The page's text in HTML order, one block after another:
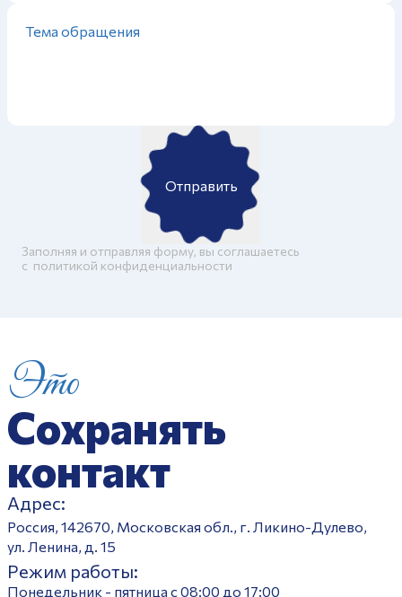
Отправить
Заполняя и отправляя форму, вы соглашаетесь
c политикой конфиденциальности
Это
Сохранять
контакт
Адрес:
Россия, 142670, Московская обл., г. Ликино-Дулево,
ул. Ленина, д. 15
Режим работы:
Понедельник - пятница с 08:00 до 17:00